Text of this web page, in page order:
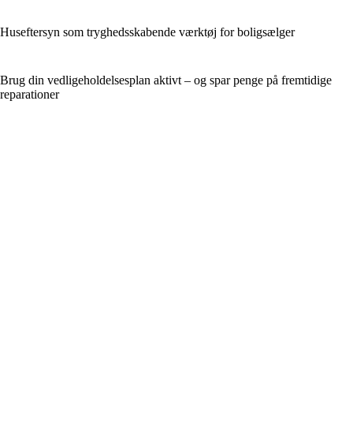
Huseftersyn som tryghedsskabende værktøj for boligsælger
Brug din vedligeholdelsesplan aktivt – og spar penge på fremtidige
reparationer